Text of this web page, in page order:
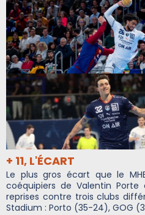
+ 11, L'ÉCART
Le plus gros écart que le
coéquipiers de Valentin
reprises contre trois clubs
Stadium : Porto (35-24), GOG